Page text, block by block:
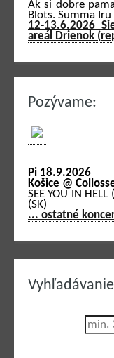
Ak si dobre
Blots. Summa
12-13.6.2026
areál Drienok
Pozývame:
Pi 18.9.2026
Košice @
SEE YOU IN HELL
(SK)
... ostatné